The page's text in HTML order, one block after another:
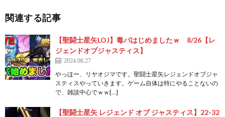
関連する記事
【聖闘士星矢LOJ】毒パはじめましたｗ 8/26【レ
ジェンドオブジャスティス】
2024.08.27
やっほー、リヤオジマです。聖闘士星矢レジェンドオブジャ
スティスやっていきます。ゲーム自体は特にやることないの
で、雑談中心でｗｗ[…]
【聖闘士星矢 レジェンド オブ ジャスティス】22-32